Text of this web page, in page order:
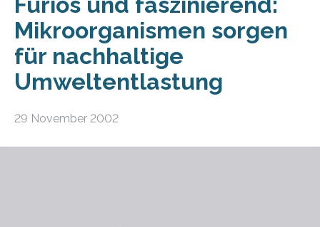
Mikroorganismen sorgen
für nachhaltige
Umweltentlastung
29 November 2002